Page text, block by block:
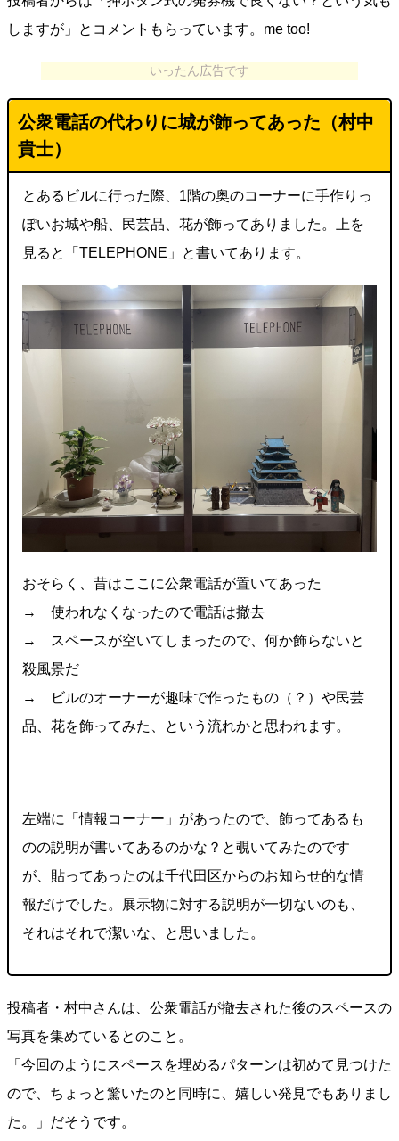
しますが」とコメントもらっています。me too!
いったん広告です
公衆電話の代わりに城が飾ってあった（村中
貴士）
とあるビルに行った際、1階の奥のコーナーに手作りっ
ぽいお城や船、民芸品、花が飾ってありました。上を
見ると「TELEPHONE」と書いてあります。
おそらく、昔はここに公衆電話が置いてあった
→ 使われなくなったので電話は撤去
→ スペースが空いてしまったので、何か飾らないと
殺風景だ
→ ビルのオーナーが趣味で作ったもの（？）や民芸
品、花を飾ってみた、という流れかと思われます。
左端に「情報コーナー」があったので、飾ってあるも
のの説明が書いてあるのかな？と覗いてみたのです
が、貼ってあったのは千代田区からのお知らせ的な情
報だけでした。展示物に対する説明が一切ないのも、
それはそれで潔いな、と思いました。
投稿者・村中さんは、公衆電話が撤去された後のスペースの
写真を集めているとのこと。
「今回のようにスペースを埋めるパターンは初めて見つけた
ので、ちょっと驚いたのと同時に、嬉しい発見でもありまし
た。」だそうです。